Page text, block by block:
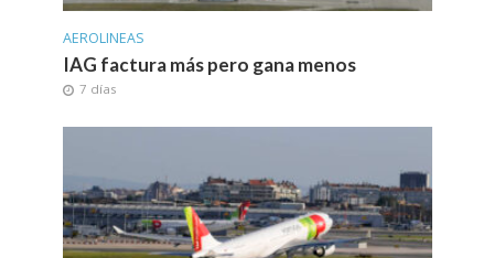
AEROLINEAS
IAG factura más pero gana menos
7 días